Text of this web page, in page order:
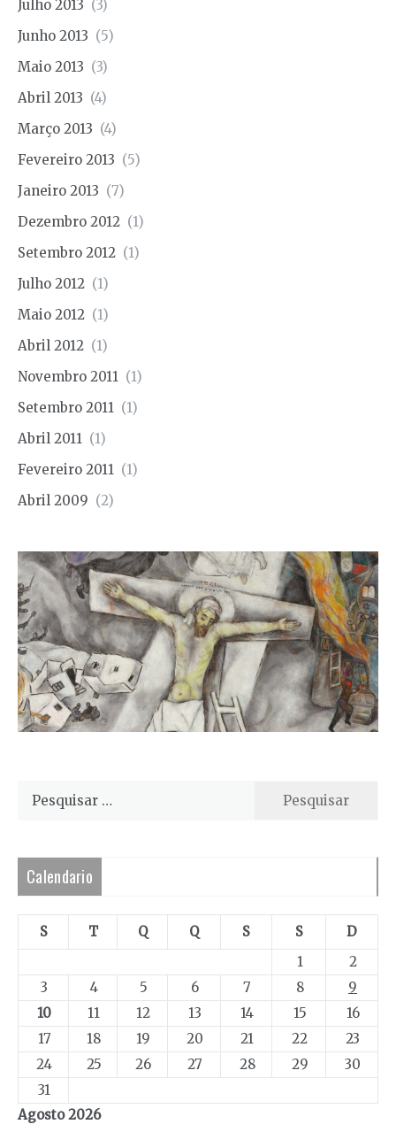
Julho 2013 (3)
Junho 2013 (5)
Maio 2013 (3)
Abril 2013 (4)
Março 2013 (4)
Fevereiro 2013 (5)
Janeiro 2013 (7)
Dezembro 2012 (1)
Setembro 2012 (1)
Julho 2012 (1)
Maio 2012 (1)
Abril 2012 (1)
Novembro 2011 (1)
Setembro 2011 (1)
Abril 2011 (1)
Fevereiro 2011 (1)
Abril 2009 (2)
Pesquisar
Calendario
Agosto 2026
S T Q Q S S
D
1
2
3
4 5 6 7 8
9
10
11 12 13 14 15
16
17
18 19 20 21 22
23
24
25 26 27 28 29
30
31